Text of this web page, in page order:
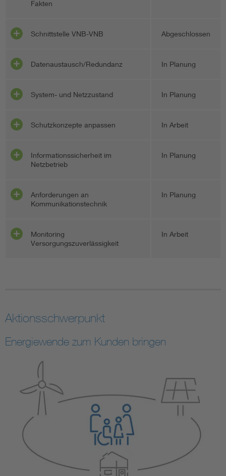
Fakten
Schnittstelle VNB-VNB Abgeschlossen
Datenaustausch/Redundanz In Planung
System- und Netzzustand In Planung
Schutzkonzepte anpassen In Arbeit
Informationssicherheit im
Netzbetrieb
In Planung
Anforderungen an
Kommunikationstechnik
In Planung
Monitoring
Versorgungszuverlässigkeit
In Arbeit
Aktionsschwerpunkt
Energiewende zum Kunden bringen